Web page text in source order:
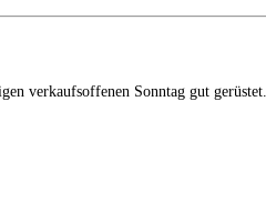
verkaufsoffenen Sonntag gut